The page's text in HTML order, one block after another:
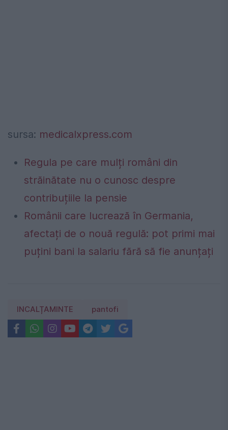
sursa: medicalxpress.com
Regula pe care mulți români din
străinătate nu o cunosc despre
contribuțiile la pensie
Românii care lucrează în Germania,
afectați de o nouă regulă: pot primi mai
puțini bani la salariu fără să fie anunțați
INCALȚAMINTE pantofi